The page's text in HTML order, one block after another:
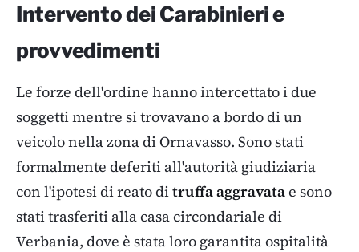
Intervento dei Carabinieri e
provvedimenti
Le forze dell'ordine hanno intercettato i due
soggetti mentre si trovavano a bordo di un
veicolo nella zona di Ornavasso. Sono stati
formalmente deferiti all'autorità giudiziaria
con l'ipotesi di reato ditruffa aggravatae sono
stati trasferiti alla casa circondariale di
Verbania, dove è stata loro garantita ospitalità